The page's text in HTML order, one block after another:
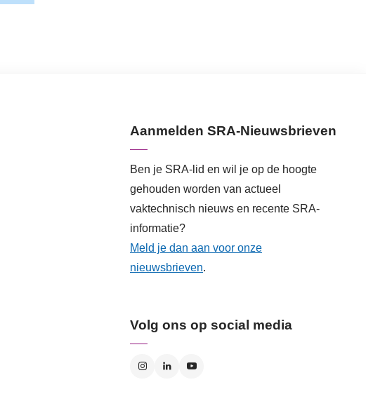
Aanmelden SRA-Nieuwsbrieven
Ben je SRA-lid en wil je op de hoogte
gehouden worden van actueel
vaktechnisch nieuws en recente SRA-
informatie?
Meld je dan aan voor onze
nieuwsbrieven.
Volg ons op social media